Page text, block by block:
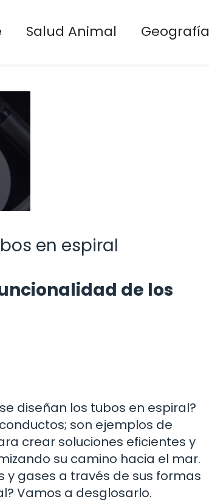
Salud Animal Geografía
en espiral
de los
diseñan los tubos en espiral?
son ejemplos de
crear soluciones eficientes y
su camino hacia el mar.
y gases a través de sus formas
Vamos a desglosarlo.